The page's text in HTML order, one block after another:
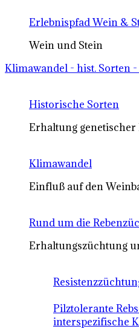
Erlebnispfad Wein &
Wein und Stein
Klimawandel - hist. Sorten
Historische Sorten
Erhaltung genetischer
Klimawandel
Einfluß auf den
Rund um die
Erhaltungszüchtung
Pilztolerante
interspezifische